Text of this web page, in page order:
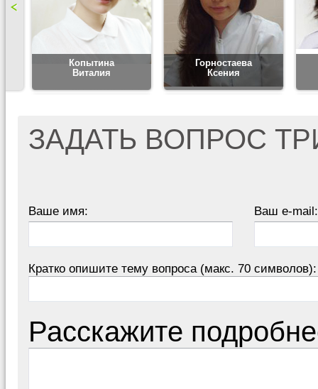
Копытина
Виталия
Горностаева
Ксения
ЗАДАТЬ ВОПРОС
Ваше имя: Ваш e-mail:
Кратко опишите тему вопроса (макс. 70 символов):
Расскажите